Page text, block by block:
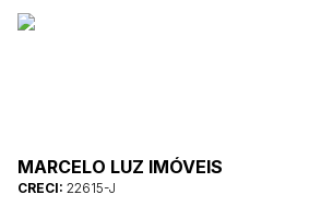
MARCELO LUZ IMÓVEIS
CRECI: 22615-J